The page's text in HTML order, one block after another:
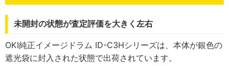
未開封の状態が査定評価を大きく左右
OKI純正イメージドラム ID-C3Hシリーズは、本体が銀色の
遮光袋に封入された状態で出荷されています。